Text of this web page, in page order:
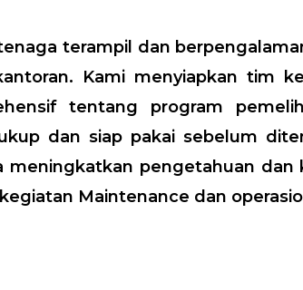
terampil dan
Kami menyiapkan tim
tentang program
dan siap pakai sebelum
meningkatkan pengetahuan
Maintenance dan